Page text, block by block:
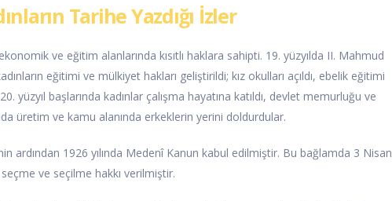
Tarihe Yazdığı İzler
ve eğitim alanlarında kısıtlı haklara sahipti. 19. yüzyılda II. Mahmud
eğitimi ve mülkiyet hakları geliştirildi; kız okulları açıldı, ebelik eğitimi
yüzyıl başlarında kadınlar çalışma hayatına katıldı, devlet memurluğu ve
üretim ve kamu alanında erkeklerin yerini doldurdular.
ardından 1926 yılında Medenî Kanun kabul edilmiştir. Bu bağlamda 3 Nisan
ve seçilme hakkı verilmiştir.